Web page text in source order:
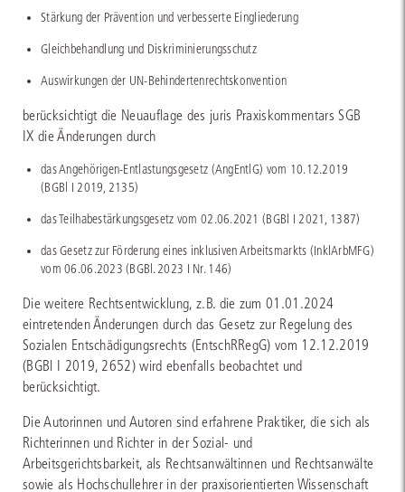
Stärkung der Prävention und verbesserte Eingliederung
Gleichbehandlung und Diskriminierungsschutz
Auswirkungen der UN-Behindertenrechtskonvention
berücksichtigt die Neuauflage des juris Praxiskommentars SGB
IX die Änderungen durch
das Angehörigen-Entlastungsgesetz (AngEntlG) vom 10.12.2019
(BGBl I 2019, 2135)
das Teilhabestärkungsgesetz vom 02.06.2021 (BGBl I 2021, 1387)
das Gesetz zur Förderung eines inklusiven Arbeitsmarkts (InklArbMFG)
vom 06.06.2023 (BGBl. 2023 I Nr. 146)
Die weitere Rechtsentwicklung, z.B. die zum 01.01.2024
eintretenden Änderungen durch das Gesetz zur Regelung des
Sozialen Entschädigungsrechts (EntschRRegG) vom 12.12.2019
(BGBl I 2019, 2652) wird ebenfalls beobachtet und
berücksichtigt.
Die Autorinnen und Autoren sind erfahrene Praktiker, die sich als
Richterinnen und Richter in der Sozial- und
Arbeitsgerichtsbarkeit, als Rechtsanwältinnen und Rechtsanwälte
sowie als Hochschullehrer in der praxisorientierten Wissenschaft